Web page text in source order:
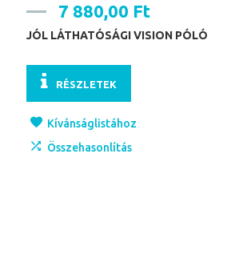
7 880,00 Ft
JÓL LÁTHATÓSÁGI VISION PÓLÓ
RÉSZLETEK
Kívánságlistához
Összehasonlítás